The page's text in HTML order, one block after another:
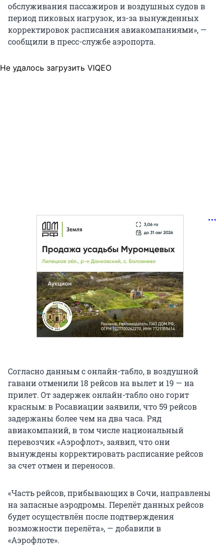
обслуживания пассажиров и воздушных судов в
период пиковых нагрузок, из-за вынужденных
корректировок расписания авиакомпаниями», —
сообщили в пресс-службе аэропорта.
Не удалось загрузить VIQEO
Согласно данным с онлайн-табло, в воздушной
гавани отменили 18 рейсов на вылет и 19 — на
прилет. От задержек онлайн-табло оно горит
красным: в Росавиации заявили, что 59 рейсов
задержаны более чем на два часа. Ряд
авиакомпаний, в том числе национальный
перевозчик «Аэрофлот», заявил, что они
вынуждены корректировать расписание рейсов
за счет отмен и переносов.
«Часть рейсов, прибывающих в Сочи, направлены
на запасные аэродромы. Перелёт данных рейсов
будет осуществлён после подтверждения
возможности перелёта», — добавили в
«Аэрофлоте».